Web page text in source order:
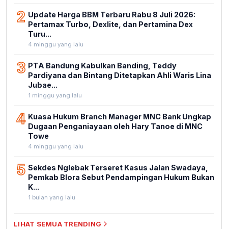
2 Update Harga BBM Terbaru Rabu 8 Juli 2026:
Pertamax Turbo, Dexlite, dan Pertamina Dex
Turu...
4 minggu yang lalu
3 PTA Bandung Kabulkan Banding, Teddy
Pardiyana dan Bintang Ditetapkan Ahli Waris Lina
Jubae...
1 minggu yang lalu
4 Kuasa Hukum Branch Manager MNC Bank Ungkap
Dugaan Penganiayaan oleh Hary Tanoe di MNC
Towe
4 minggu yang lalu
5 Sekdes Nglebak Terseret Kasus Jalan Swadaya,
Pemkab Blora Sebut Pendampingan Hukum Bukan
K...
1 bulan yang lalu
LIHAT SEMUA TRENDING